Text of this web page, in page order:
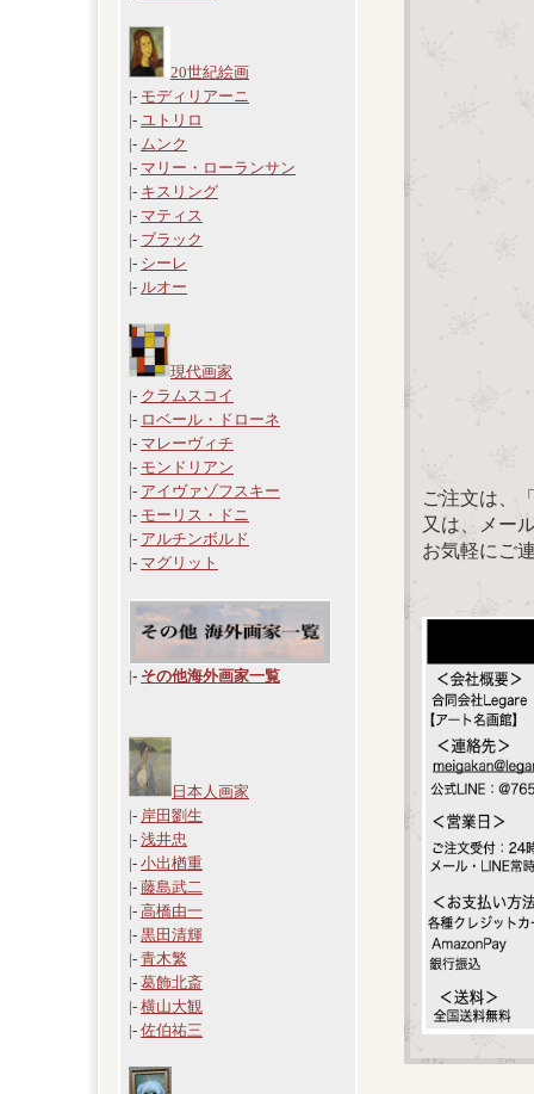
20世紀絵画
|- モディリアーニ
|- ユトリロ
|- ムンク
|- マリー・ローランサン
|- キスリング
|- マティス
|- ブラック
|- シーレ
|- ルオー
現代画家
|- クラムスコイ
|- ロベール・ドローネ
|- マレーヴィチ
|- モンドリアン
|- アイヴァゾフスキー
|- モーリス・ドニ
|- アルチンボルド
|- マグリット
|- その他海外画家一覧
日本人画家
|- 岸田劉生
|- 浅井忠
|- 小出楢重
|- 藤島武二
|- 高橋由一
|- 黒田清輝
|- 青木繁
|- 葛飾北斎
|- 横山大観
|- 佐伯祐三
ご注文は、
又は、メー
お気軽にご